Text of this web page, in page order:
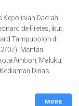
Kepolisian Daerah
de Fretes, ikut
Tampubolon di
07). Mantan
Ambon, Maluku,
Dinas
MORE